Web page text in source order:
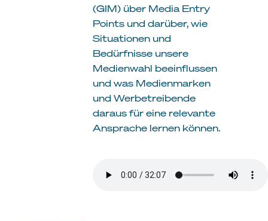
(GIM) über Media Entry
Points und darüber, wie
Situationen und
Bedürfnisse unsere
Medienwahl beeinflussen
und was Medienmarken
und Werbetreibende
daraus für eine relevante
Ansprache lernen können.